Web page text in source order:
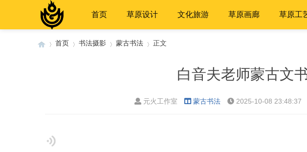
首页 草原设计 文化旅游 草原画廊 草原工
首页 书法摄影 蒙古书法 正文
白音夫老师蒙古文
元火工作室 蒙古书法 2025-10-08 23:48:37